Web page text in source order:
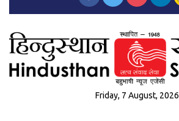
Friday, 7 August, 2026